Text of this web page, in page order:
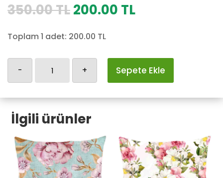
350.00TLOrijinal
350.00 TL.
200.00 TLŞu
Toplam 1 adet: 200.00 TL
-
adet
+ Sepete Ekle
İlgili ürünler